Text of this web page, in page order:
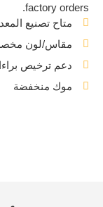
factory orders.
متاح تصنيع
مقاس/لون
دعم ترخيص
موك منخفضة